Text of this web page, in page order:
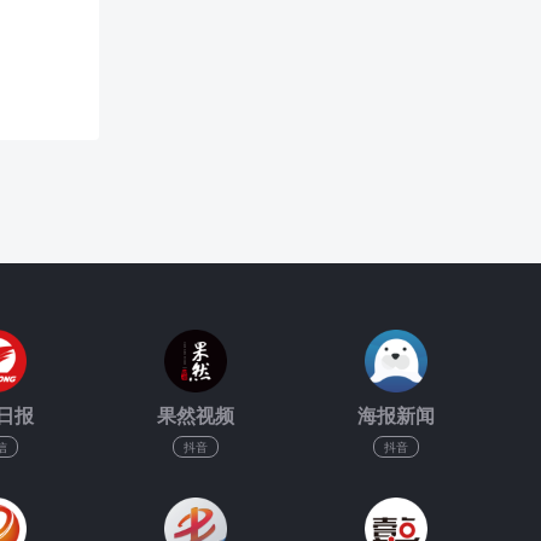
报 果然视频
抖音
海报新闻
抖音